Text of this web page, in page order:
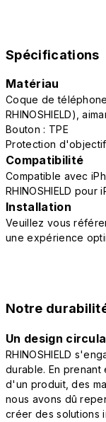
Spécifications
Matériau
Coque de
RHINOSHIELD),
Bouton : TPE
Protection
Compatibilité
Compatible avec
RHINOSHIELD pour
Installation
Veuillez vous
une expérience
Notre
Un design
RHINOSHIELD
durable. En
d'un produit, des
nous avons dû
créer des solutions